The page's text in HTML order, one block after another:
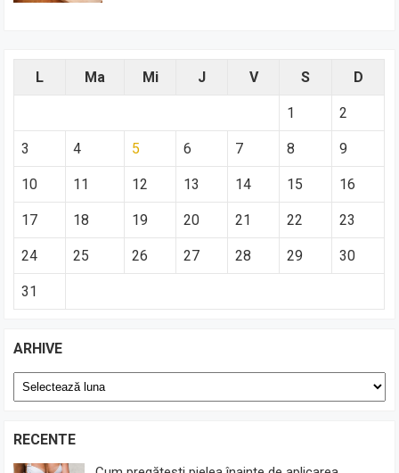
L Ma Mi J V S D
1 2
3 4 5 6 7 8 9
10 11 12 13 14 15 16
17 18 19 20 21 22 23
24 25 26 27 28 29 30
31
ARHIVE
Arhive
RECENTE